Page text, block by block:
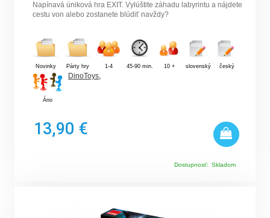
Napínavá úniková hra EXIT. Vylúštite záhadu labyrintu a nájdete
cestu von alebo zostanete blúdiť navždy?
Novinky Párty hry 1-4 45-90 min. 10 + slovenský český
Áno
DinoToys,
13,90 €
Dostupnosť: Skladom